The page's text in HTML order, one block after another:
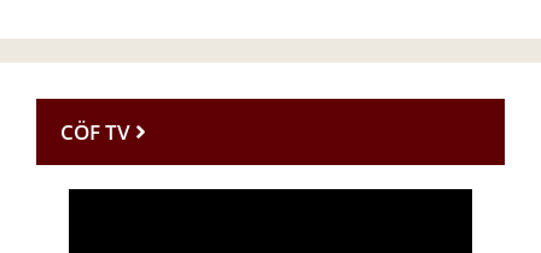
CÖF TV